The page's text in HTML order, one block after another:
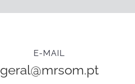
E-MAIL
geral@mrsom.pt